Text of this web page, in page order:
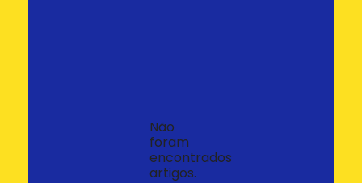
Não
foram
encontrados
artigos.